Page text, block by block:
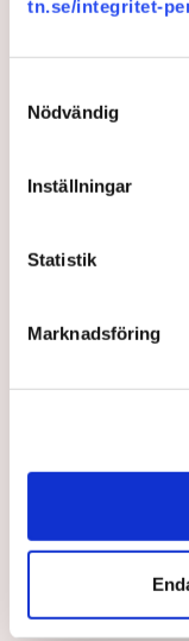
tn.se/integritet-
Nödvändig
Inställningar
Statistik
Marknadsföring
Det är polisens
brottslighet som
polisinspektör vid
Polisen
på
torvtäkten i
både
gripanden”,
Torvtäkten i
juli stoppats av